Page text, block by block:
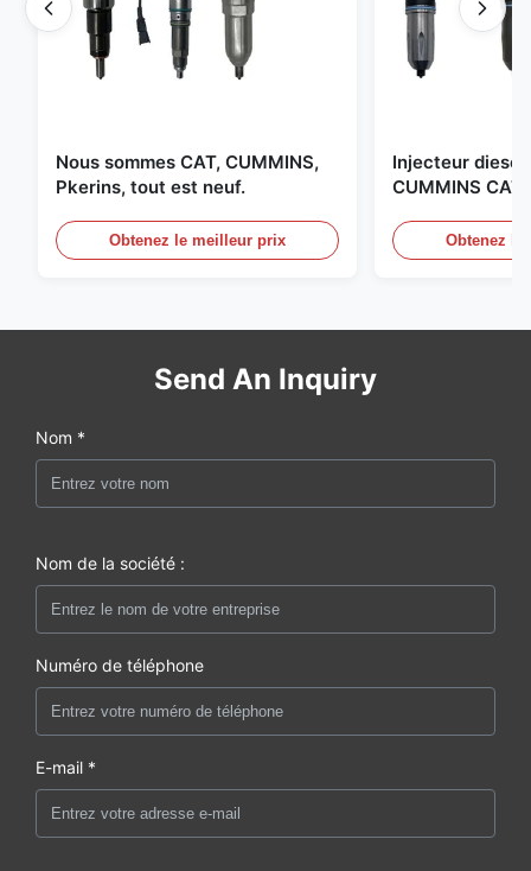
Nous sommes CAT, CUMMINS,
Pkerins, tout est neuf.
Obtenez le meilleur prix
Injecteur diesel
CUMMINS CAT
Obtenez
Send An Inquiry
Nom *
Nom de la société :
Numéro de téléphone
E-mail *